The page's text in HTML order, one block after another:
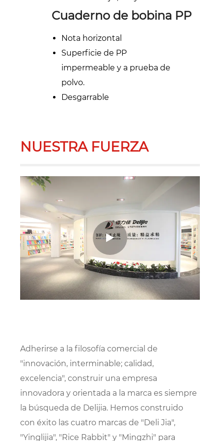
Cuaderno de bobina PP
Nota horizontal
Superficie de PP
impermeable y a prueba de
polvo.
Desgarrable
NUESTRA FUERZA
Adherirse a la filosofía comercial de
"innovación, interminable; calidad,
excelencia", construir una empresa
innovadora y orientada a la marca es siempre
la búsqueda de Delijia. Hemos construido
con éxito las cuatro marcas de "Deli Jia",
"Yinglijia", "Rice Rabbit" y "Mingzhi" para